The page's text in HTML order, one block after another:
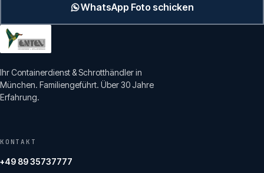
WhatsApp Foto schicken
Ihr Containerdienst & Schrotthändler in
München. Familiengeführt. Über 30 Jahre
Erfahrung.
KONTAKT
+49 89 35737777